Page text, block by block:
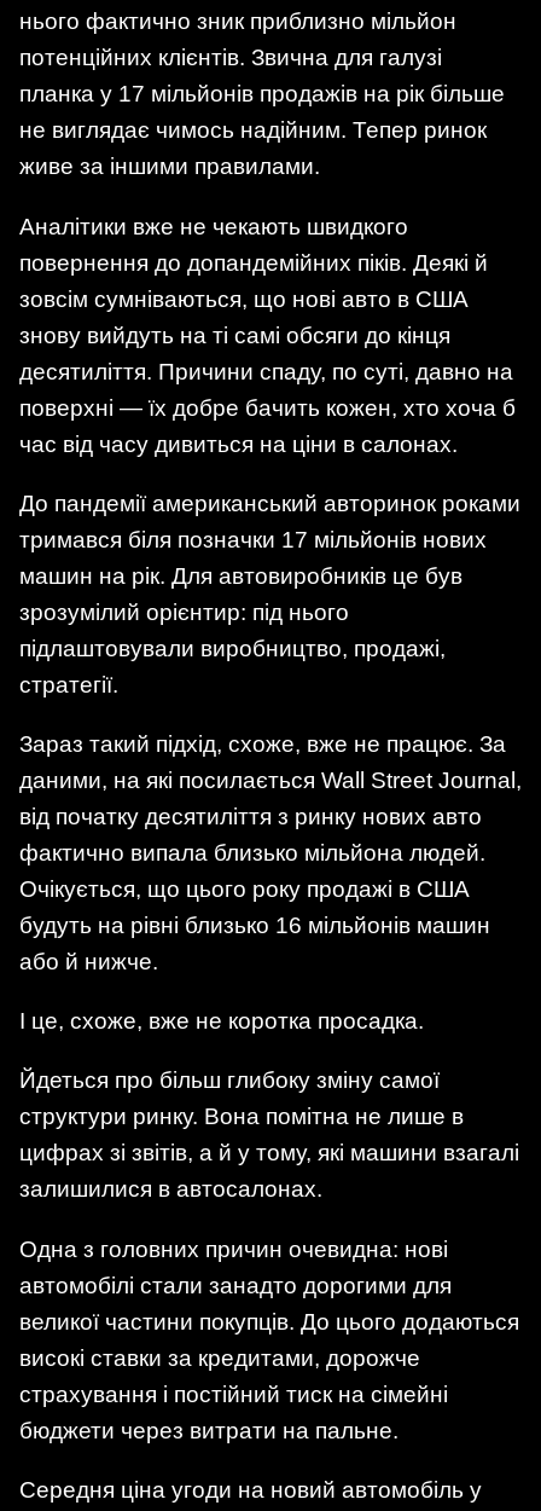
нього фактично зник приблизно мільйон
потенційних клієнтів. Звична для галузі
планка у 17 мільйонів продажів на рік більше
не виглядає чимось надійним. Тепер ринок
живе за іншими правилами.
Аналітики вже не чекають швидкого
повернення до допандемійних піків. Деякі й
зовсім сумніваються, що нові авто в США
знову вийдуть на ті самі обсяги до кінця
десятиліття. Причини спаду, по суті, давно на
поверхні — їх добре бачить кожен, хто хоча б
час від часу дивиться на ціни в салонах.
До пандемії американський авторинок роками
тримався біля позначки 17 мільйонів нових
машин на рік. Для автовиробників це був
зрозумілий орієнтир: під нього
підлаштовували виробництво, продажі,
стратегії.
Зараз такий підхід, схоже, вже не працює. За
даними, на які посилається Wall Street Journal,
від початку десятиліття з ринку нових авто
фактично випала близько мільйона людей.
Очікується, що цього року продажі в США
будуть на рівні близько 16 мільйонів машин
або й нижче.
І це, схоже, вже не коротка просадка.
Йдеться про більш глибоку зміну самої
структури ринку. Вона помітна не лише в
цифрах зі звітів, а й у тому, які машини взагалі
залишилися в автосалонах.
Одна з головних причин очевидна: нові
автомобілі стали занадто дорогими для
великої частини покупців. До цього додаються
високі ставки за кредитами, дорожче
страхування і постійний тиск на сімейні
бюджети через витрати на пальне.
Середня ціна угоди на новий автомобіль у